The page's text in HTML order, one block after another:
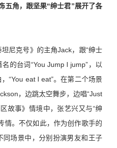
五角，跟坚果“绅士君”展开了各
尼克号》的主角Jack，跟“绅士
的台词“You Jump I jump”，以
“You eat I eat”。在第二个场景
，边跳太空舞步，边唱“Just
故事》情境中，张艺兴又与“绅
情。不仅如此，作为创作歌手的
同场景中，分别扮演男友和王子